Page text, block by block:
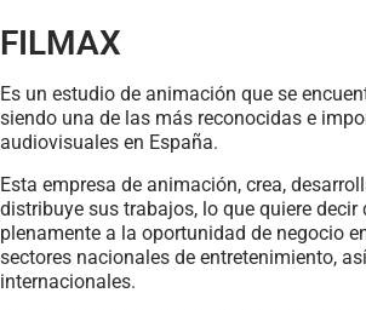
FILMAX
Es un estudio de animación que se
siendo una de las más reconocidas e
audiovisuales en España.
Esta empresa de animación, crea,
distribuye sus trabajos, lo que quiere decir
plenamente a la oportunidad de negocio
sectores nacionales de entretenimiento,
internacionales.